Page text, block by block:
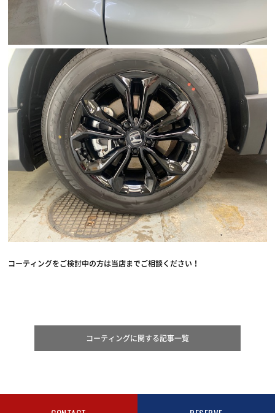
コーティングをご検討中の方は当店までご相談ください！
コーティングに関する記事一覧